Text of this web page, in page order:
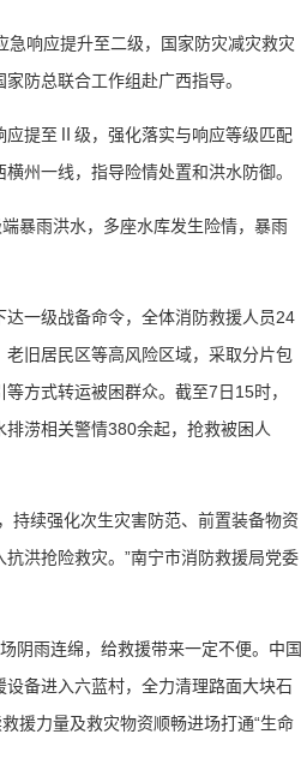
响应提升至二级，国家防灾减灾救灾
防总联合工作组赴广西指导。
提至Ⅱ级，强化落实与响应等级匹配
州一线，指导险情处置和洪水防御。
暴雨洪水，多座水库发生险情，暴雨
一级战备命令，全体消防救援人员24
旧居民区等高风险区域，采取分片包
方式转运被困群众。截至7日15时，
涝相关警情380余起，抢救被困人
持续强化次生灾害防范、前置装备物资
洪抢险救灾。”南宁市消防救援局党委
阴雨连绵，给救援带来一定不便。中国
备进入六蓝村，全力清理路面大块石
援力量及救灾物资顺畅进场打通“生命